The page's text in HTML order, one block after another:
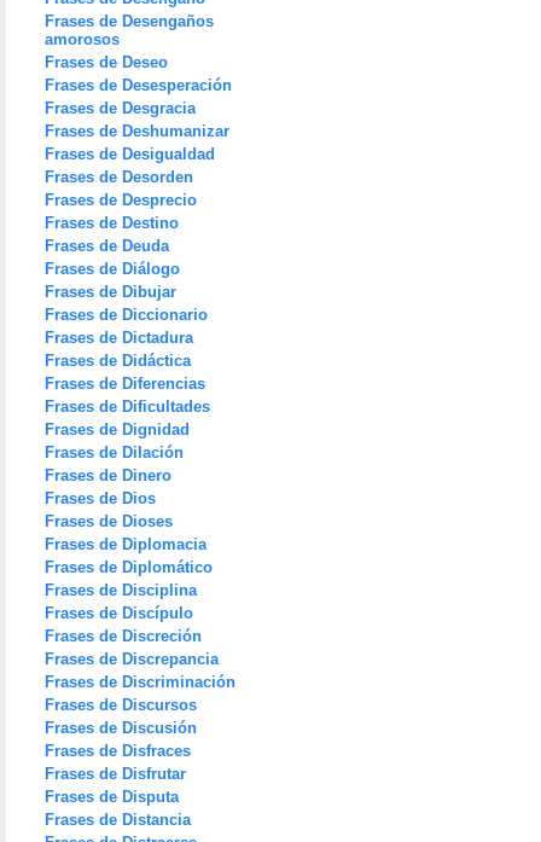
Frases de Desengaños
amorosos
Frases de Deseo
Frases de Desesperación
Frases de Desgracia
Frases de Deshumanizar
Frases de Desigualdad
Frases de Desorden
Frases de Desprecio
Frases de Destino
Frases de Deuda
Frases de Diálogo
Frases de Dibujar
Frases de Diccionario
Frases de Dictadura
Frases de Didáctica
Frases de Diferencias
Frases de Dificultades
Frases de Dignidad
Frases de Dilación
Frases de Dinero
Frases de Dios
Frases de Dioses
Frases de Diplomacia
Frases de Diplomático
Frases de Disciplina
Frases de Discípulo
Frases de Discreción
Frases de Discrepancia
Frases de Discriminación
Frases de Discursos
Frases de Discusión
Frases de Disfraces
Frases de Disfrutar
Frases de Disputa
Frases de Distancia